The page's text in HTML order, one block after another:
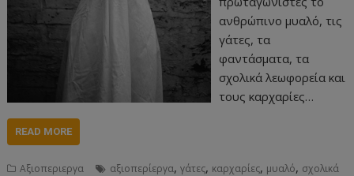
ανθρώπινο μυαλό, τις
γάτες, τα
φαντάσματα, τα
σχολικά λεωφορεία και
τους καρχαρίες…
READ MORE
Αξιοπεριεργα αξιοπερίεργα,γάτες, καρχαρίες, μυαλό, σχολικά